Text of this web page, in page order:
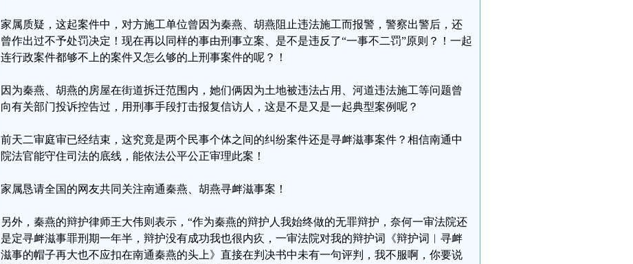
家属质疑，这起案件中，对方施工单位曾因为秦燕、胡燕阻止违法施工而报警，警察出警后，还
曾作出过不予处罚决定！现在再以同样的事由刑事立案、是不是违反了“一事不二罚”原则？！一起
连行政案件都够不上的案件又怎么够的上刑事案件的呢？！
因为秦燕、胡燕的房屋在街道拆迁范围内，她们俩因为土地被违法占用、河道违法施工等问题曾
向有关部门投诉控告过，用刑事手段打击报复信访人，这是不是又是一起典型案例呢？
前天二审庭审已经结束，这究竟是两个民事个体之间的纠纷案件还是寻衅滋事案件？相信南通中
院法官能守住司法的底线，能依法公平公正审理此案！
家属恳请全国的网友共同关注南通秦燕、胡燕寻衅滋事案！
另外，秦燕的辩护律师王大伟则表示，“作为秦燕的辩护人我始终做的无罪辩护，奈何一审法院还
是定寻衅滋事罪刑期一年半，辩护没有成功我也很内疚，一审法院对我的辩护词《辩护词︳寻衅
滋事的帽子再大也不应扣在南通秦燕的头上》直接在判决书中未有一句评判，我不服啊，你要说